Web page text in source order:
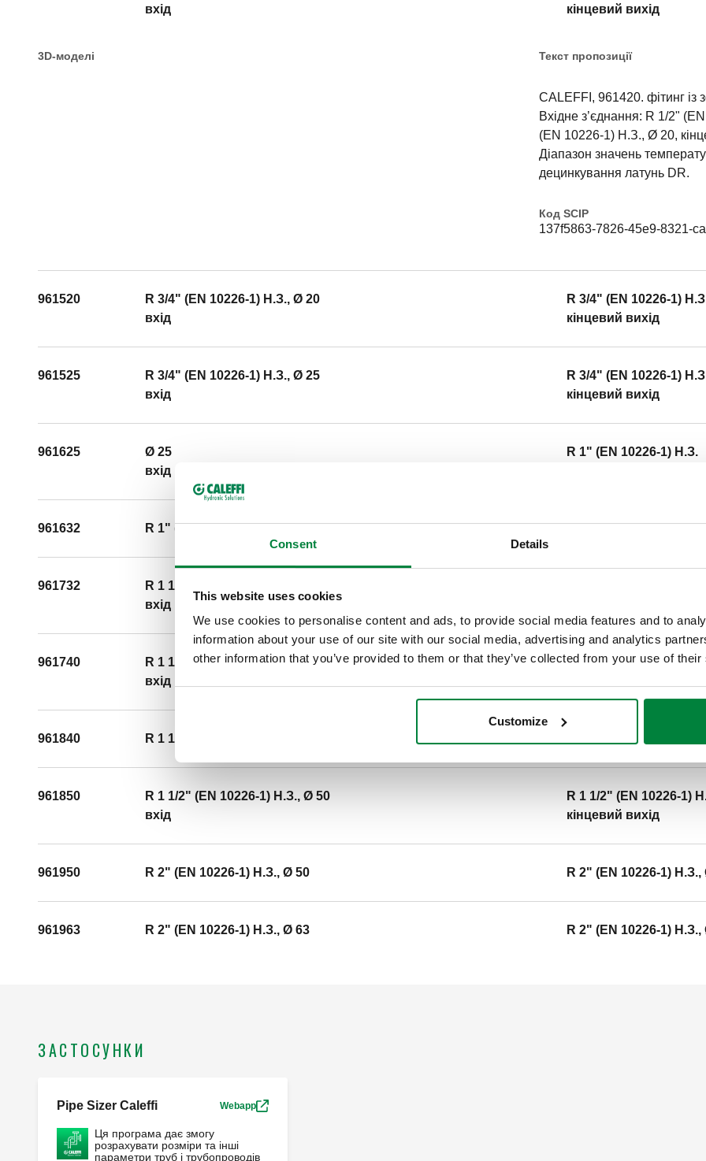
Consent Details
This website uses cookies
We use cookies to personalise content and ads, to provide social media features and to
information about your use of our site with our social media, advertising and analytics
other information that you’ve provided to them or that they’ve collected from your use of
Customize
вхід
кінцевий вихід
3D-моделі Текст пропозиції
CALEFFI, 961420. фітинг із
Вхідне з’єднання: R 1/2"
(EN 10226-1) H.З., Ø 20,
Діапазон значень
децинкування латунь DR.
Код SCIP
137f5863-7826-45e9-8321-
961520
R 3/4" (EN 10226-1) H.З., Ø 20
вхід
R 3/4" (EN 10226-1)
кінцевий вихід
961525
R 3/4" (EN 10226-1) H.З., Ø 25
вхід
R 3/4" (EN 10226-1)
кінцевий вихід
961625
Ø 25
вхід
R 1" (EN 10226-1) H.З.
961632 R 1" (EN 10226-1) H.З., Ø 32 R 1" (EN 10226-1) H.З.,
961732
R 1 1/4" (EN 10226-1) H.З., Ø 32
вхід
961740
R 1 1/4" (EN 10226-1) H.З., Ø 40
вхід
R 1 1/4" (EN 10226-1)
961840 R 1 1/2" (EN 10226-1) H.З., Ø 40
961850
R 1 1/2" (EN 10226-1) H.З., Ø 50
вхід
R 1 1/2" (EN 10226-1)
кінцевий вихід
961950 R 2" (EN 10226-1) H.З., Ø 50 R 2" (EN 10226-1) H.З.,
961963 R 2" (EN 10226-1) H.З., Ø 63 R 2" (EN 10226-1) H.З.,
ЗАСТОСУНКИ
Pipe Sizer Caleffi Webapp
Ця програма дає змогу
розрахувати розміри та інші
параметри труб і трубопроводів